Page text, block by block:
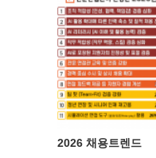
2026 채용트렌드